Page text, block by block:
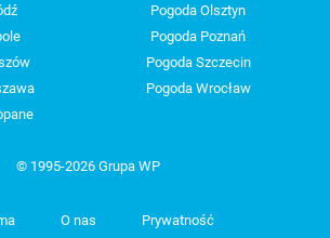
Pogoda Olsztyn
Pogoda Poznań
Pogoda Szczecin
Pogoda Wrocław
© 1995-2026 Grupa WP
O nas Prywatność